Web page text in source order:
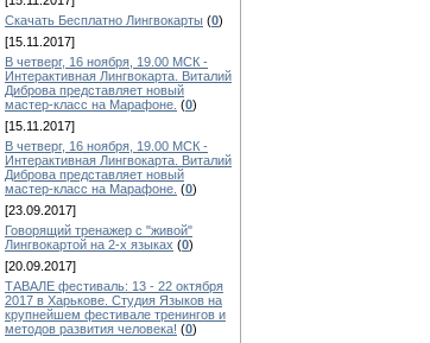
Скачать Бесплатно Лингвокарты (0)
[15.11.2017]
В четверг, 16 ноября, 19.00 МСК -
Интерактивная Лингвокарта. Виталий
Диброва представляет новый
мастер-класс на Марафоне. (0)
[15.11.2017]
В четверг, 16 ноября, 19.00 МСК -
Интерактивная Лингвокарта. Виталий
Диброва представляет новый
мастер-класс на Марафоне. (0)
[23.09.2017]
Говорящий тренажер с "живой"
Лингвокартой на 2-х языках (0)
[20.09.2017]
ТАВАЛЕ фестиваль: 13 - 22 октября
2017 в Харькове. Студия Языков на
крупнейшем фестивале тренингов и
методов развития человека! (0)